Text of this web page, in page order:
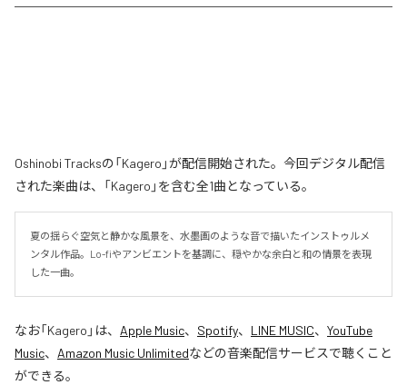
Oshinobi Tracksの「Kagero」が配信開始された。今回デジタル配信
された楽曲は、「Kagero」を含む全1曲となっている。
夏の揺らぐ空気と静かな風景を、水墨画のような音で描いたインストゥルメ
ンタル作品。Lo-fiやアンビエントを基調に、穏やかな余白と和の情景を表現
した一曲。
なお「Kagero 」は、 Apple Music、 Spotify、 LINE MUSIC、 YouTube
Music、 Amazon Music Unlimitedなどの音楽配信サービスで聴くこと
ができる。